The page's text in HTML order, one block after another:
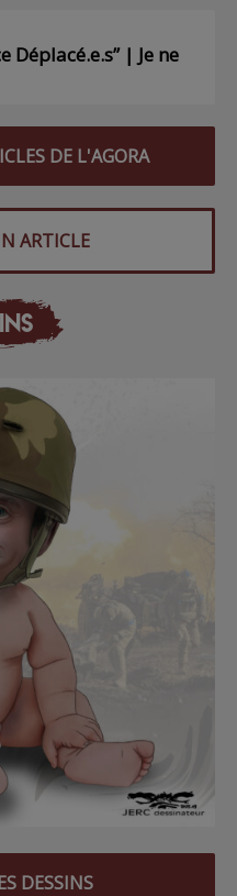
Déplacé.e.s” | Je ne
DE L'AGORA
ARTICLE
DESSINS